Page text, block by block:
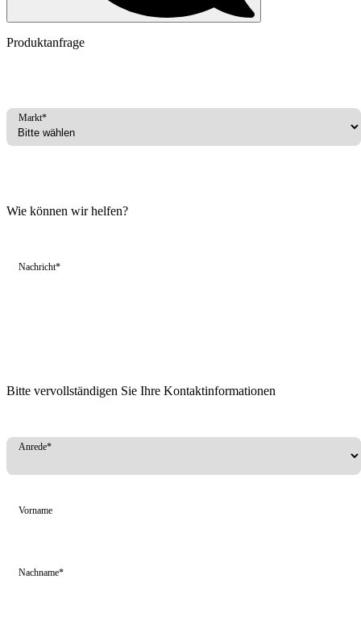
Produktanfrage
Markt*
Wie können wir helfen?
Nachricht*
Bitte vervollständigen Sie Ihre Kontaktinformationen
Anrede*
Vorname
Nachname*